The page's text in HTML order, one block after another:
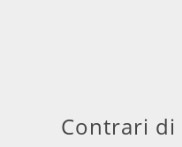
Contrari di